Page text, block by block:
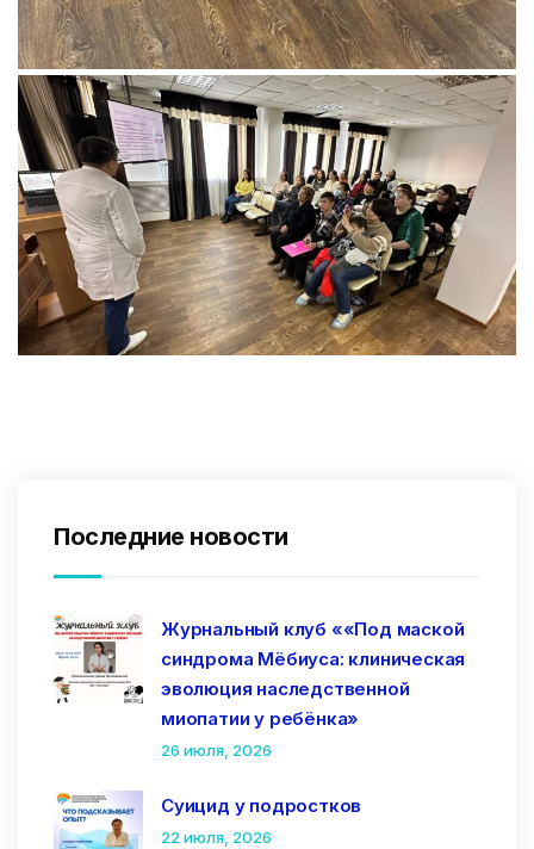
Последние новости
Журнальный клуб ««Под маской
синдрома Мёбиуса: клиническая
эволюция наследственной
миопатии у ребёнка»
26 июля, 2026
Суицид у подростков
22 июля, 2026